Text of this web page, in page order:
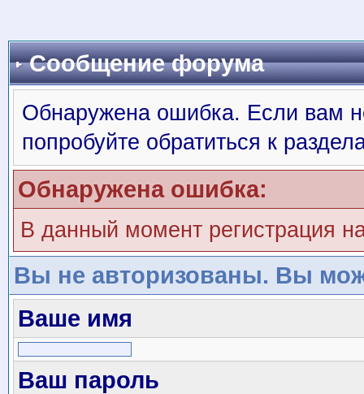
Сообщение форума
Обнаружена ошибка. Если вам
попробуйте обратиться к
Обнаружена ошибка:
В данный момент регистрация
Вы не авторизованы. Вы
Ваше имя
Ваш пароль